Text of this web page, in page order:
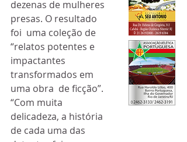
dezenas de mulheres
presas. O resultado
foi  uma coleção de
“relatos potentes e
impactantes
transformados em
uma obra  de ficção”.
“Com muita
delicadeza, a história
de cada uma das